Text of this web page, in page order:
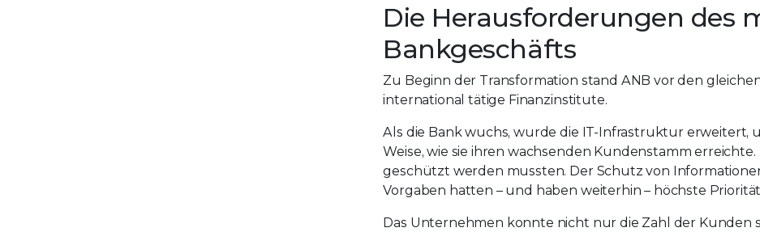
Die Herausforderungen des
Bankgeschäfts
Zu Beginn der Transformation stand ANB vor den
international tätige Finanzinstitute.
Als die Bank wuchs, wurde die IT-Infrastruktur erweitert,
Weise, wie sie ihren wachsenden Kundenstamm
geschützt werden mussten. Der Schutz von
Vorgaben hatten – und haben weiterhin – höchste
Das Unternehmen konnte nicht nur die Zahl der Kunden